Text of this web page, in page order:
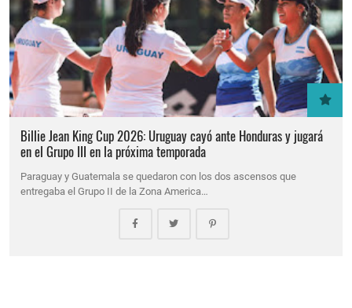
Billie Jean King Cup 2026: Uruguay cayó ante Honduras y jugará
en el Grupo III en la próxima temporada
Paraguay y Guatemala se quedaron con los dos ascensos que
entregaba el Grupo II de la Zona America…